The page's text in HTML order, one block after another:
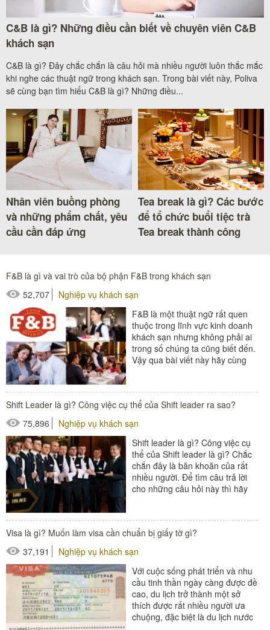
C&B là gì? Những điều cần biết về chuyên viên C&B
khách sạn
C&B là gì? Đây chắc chắn là câu hỏi mà nhiều người luôn thắc mắc
khi nghe các thuật ngữ trong khách sạn. Trong bài viết này, Poliva
sẽ cùng bạn tìm hiểu C&B là gì? Những điều...
Nhân viên buồng phòng
và những phẩm chất, yêu
cầu cần đáp ứng
Tea break là gì? Các bước
để tổ chức buổi tiệc trà
Tea break thành công
F&B là gì và vai trò của bộ phận F&B trong khách sạn
52,707
Nghiệp vụ khách sạn
F&B là một thuật ngữ rất quen
thuộc trong lĩnh vực kinh doanh
khách sạn nhưng không phải ai
trong số chúng ta cũng biết đến.
Vậy qua bài viết này hãy cùng
#xe buồng phòng
Shift Leader là gì? Công việc cụ thể của Shift leader ra sao?
75,896
Nghiệp vụ khách sạn
Shift leader là gì? Công việc cụ
thể của Shift leader là gì? Chắc
chắn đây là băn khoăn của rất
nhiều người. Để tìm câu trả lời
cho những câu hỏi này thì hãy
#thiết bị nhà hàng - bếp
Visa là gì? Muốn làm visa cần chuẩn bị giấy tờ gì?
37,191
Nghiệp vụ khách sạn
Với cuộc sống phát triển và nhu
cầu tinh thần ngày càng được đề
cao, du lịch trở thành một sở
thích được rất nhiều người ưa
chuộng, đặc biệt là du lịch nước